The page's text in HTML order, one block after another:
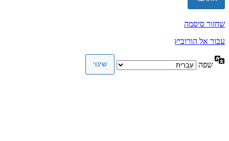
שחזור סיסמה
עבור אל הורוביץ
שפה